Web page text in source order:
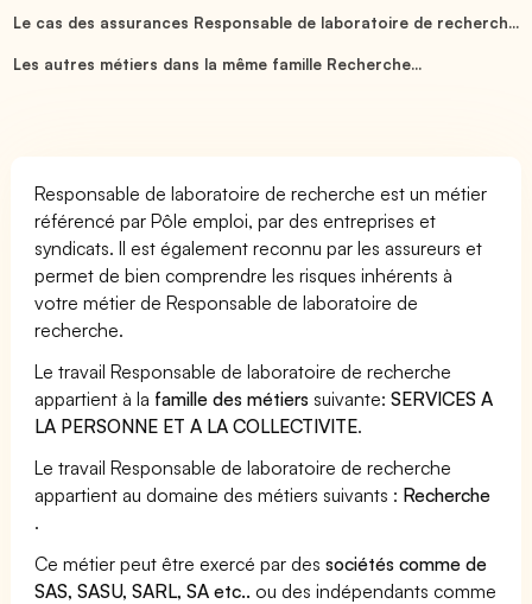
Le cas des assurances Responsable de laboratoire de recherch...
Les autres métiers dans la même famille Recherche...
Responsable de laboratoire de recherche est un métier
référencé par Pôle emploi, par des entreprises et
syndicats. Il est également reconnu par les assureurs et
permet de bien comprendre les risques inhérents à
votre métier de Responsable de laboratoire de
recherche.
Le travail Responsable de laboratoire de recherche
appartient à la famille des métiers suivante:SERVICES A
LA PERSONNE ET A LA COLLECTIVITE.
Le travail Responsable de laboratoire de recherche
appartient au domaine des métiers suivants : Recherche
.
Ce métier peut être exercé par dessociétés comme de
SAS, SASU, SARL, SA etc.. ou des indépendants comme